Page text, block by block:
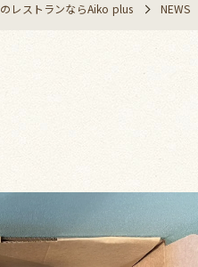
レストランならAiko plus NEWS